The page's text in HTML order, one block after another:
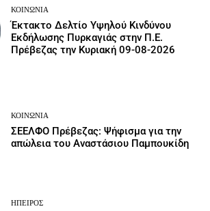
ΚΟΙΝΩΝΙΑ
Έκτακτο Δελτίο Υψηλού Κινδύνου
Εκδήλωσης Πυρκαγιάς στην Π.Ε.
Πρέβεζας την Κυριακή 09-08-2026
ΚΟΙΝΩΝΙΑ
ΣΕΕΛΦΟ Πρέβεζας: Ψήφισμα για την
απώλεια του Αναστάσιου Παμπουκίδη
ΉΠΕΙΡΟΣ